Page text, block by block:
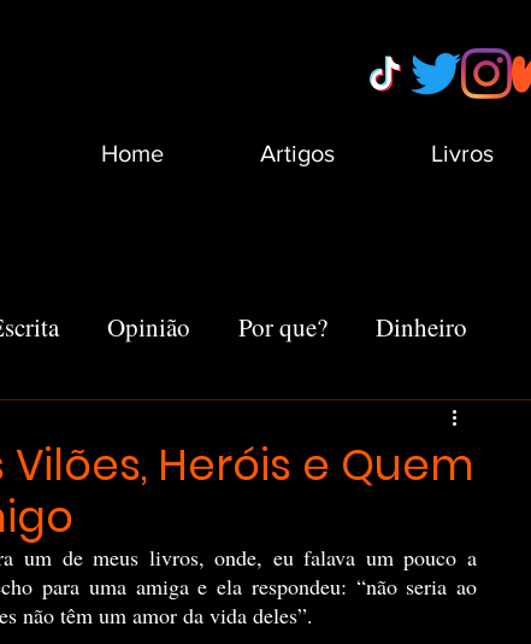
Home Artigos Livros
Opinião Por que? Dinheiro
Minha Vida
Heróis e Quem
para uma amiga e ela respondeu: “não seria ao
não têm um amor da vida deles”.